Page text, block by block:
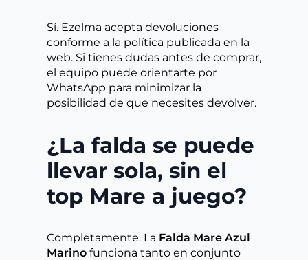
Sí. Ezelma acepta devoluciones
conforme a la política publicada en la
web. Si tienes dudas antes de comprar,
el equipo puede orientarte por
WhatsApp para minimizar la
posibilidad de que necesites devolver.
¿La falda se puede
llevar sola, sin el
top Mare a juego?
Completamente. La Falda Mare Azul
Marino funciona tanto en conjunto